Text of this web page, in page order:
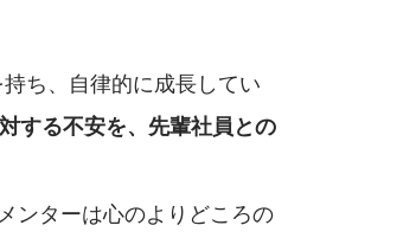
ち、自律的に成長してい
する不安を、先輩社員との
ンターは心のよりどころの